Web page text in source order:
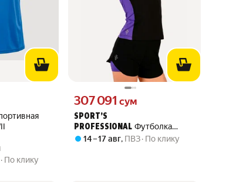
5
По клику
SPORT’S
PROFESSIONAL Футболка
спортивная
Цена 307091 сум вместо
307 091 сум
14 – 17 авг, ПВЗ По клику